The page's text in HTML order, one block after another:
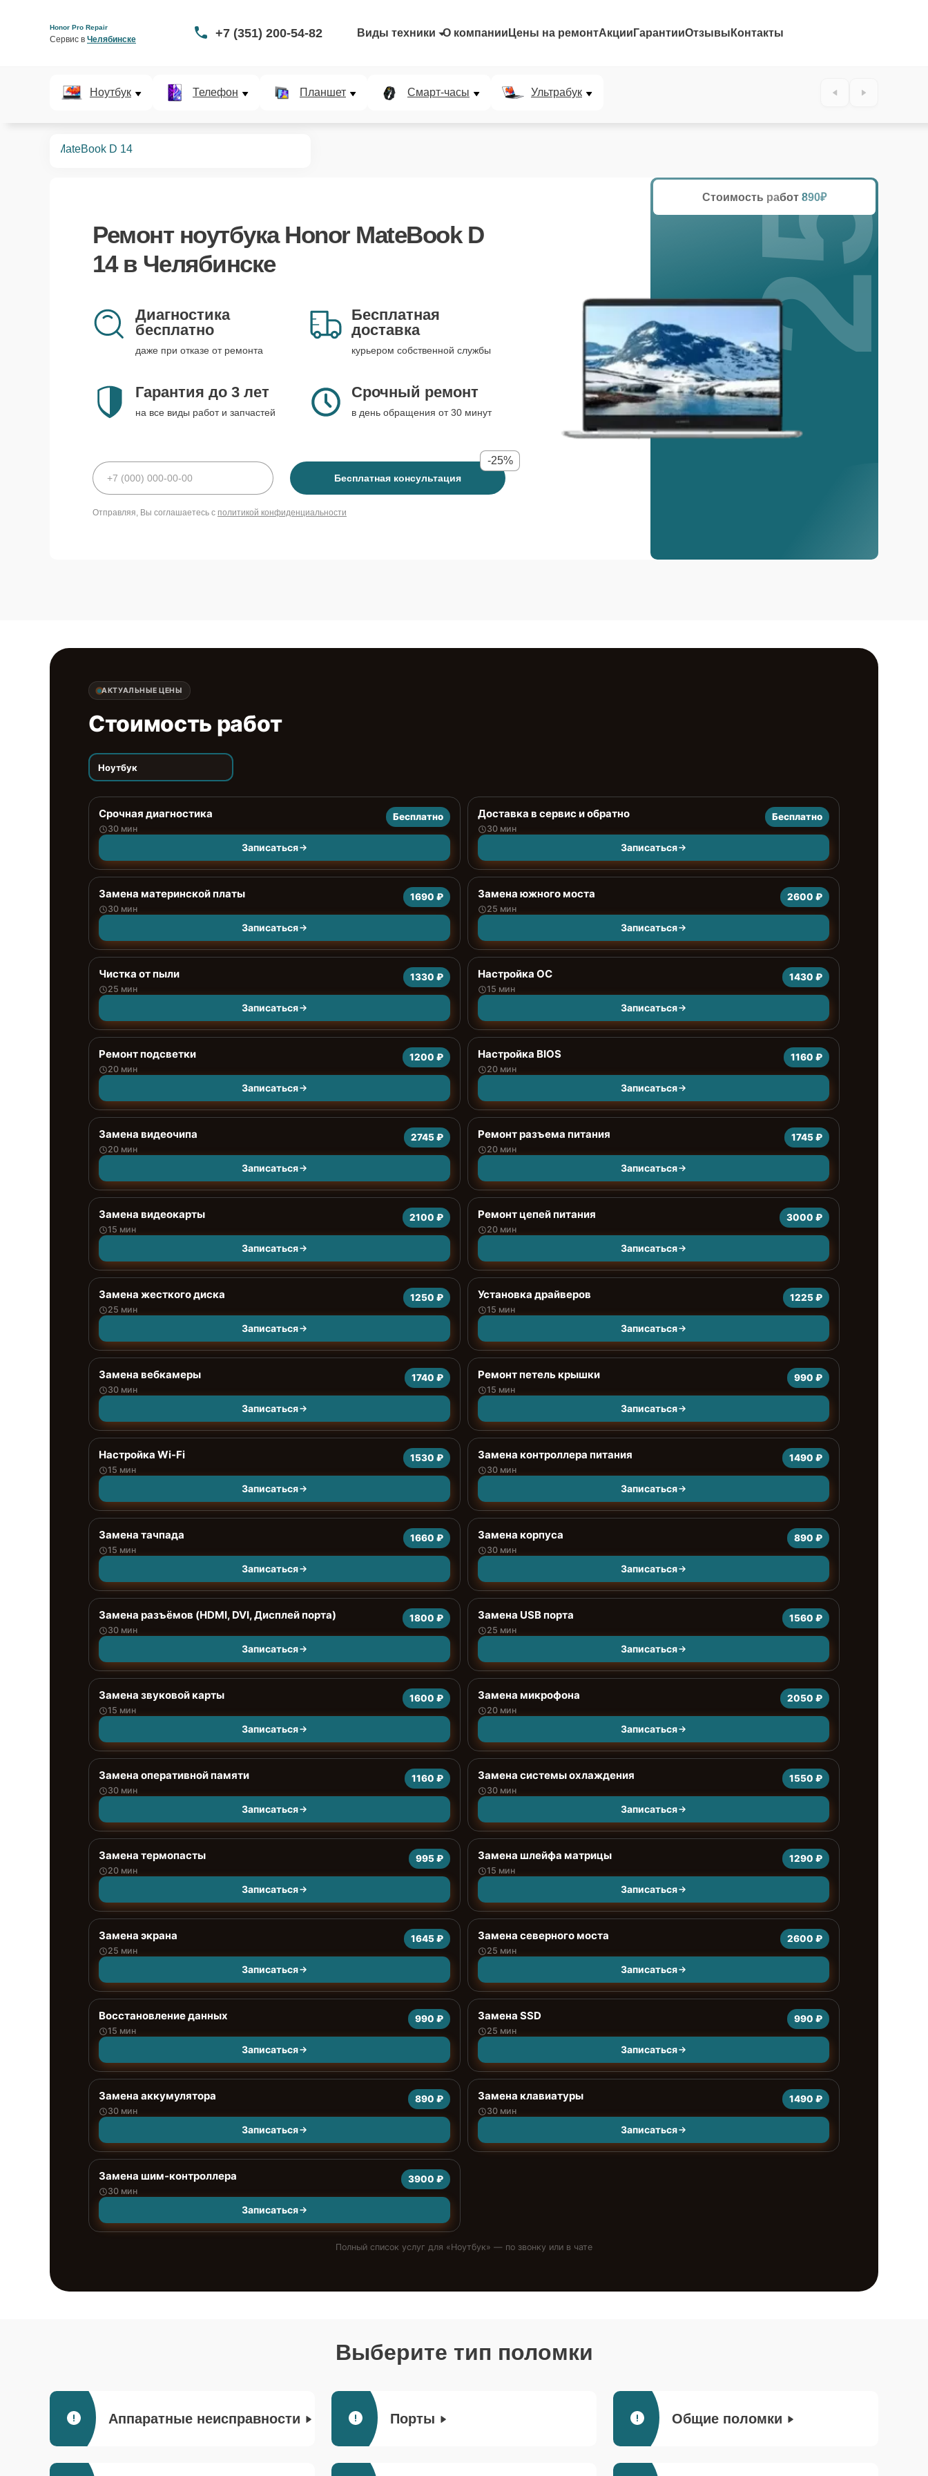
Honor Pro Repair
Сервис в Челябинске +7 (351) 200-54-82 Виды техники О компании Цены на ремонтАкции ГарантииОтзывы Контакты
Ноутбук Телефон Планшет Смарт-часы Ультрабук
MateBook D 14
Ремонт ноутбука Honor MateBook D
14в Челябинске
Диагностика
бесплатно
даже при отказе от ремонта
Бесплатная
доставка
курьером собственной службы
Гарантия до 3 лет
на все виды работ и запчастей
Срочный ремонт
в день обращения от 30 минут
Бесплатная консультация
-25%
Отправляя, Вы соглашаетесь с политикой конфиденциальности
Стоимость работ 890₽
25%
АКТУАЛЬНЫЕ ЦЕНЫ
Стоимость работ
Ноутбук
Срочная диагностика
30 мин
Бесплатно
Записаться
Доставка в сервис и обратно
30 мин
Бесплатно
Записаться
Замена материнской платы
30 мин
1690 ₽
Записаться
Замена южного моста
25 мин
2600 ₽
Записаться
Чистка от пыли
25 мин
1330 ₽
Записаться
Настройка ОС
15 мин
1430 ₽
Записаться
Ремонт подсветки
20 мин
1200 ₽
Записаться
Настройка BIOS
20 мин
1160 ₽
Записаться
Замена видеочипа
20 мин
2745 ₽
Записаться
Ремонт разъема питания
20 мин
1745 ₽
Записаться
Замена видеокарты
15 мин
2100 ₽
Записаться
Ремонт цепей питания
20 мин
3000 ₽
Записаться
Замена жесткого диска
25 мин
1250 ₽
Записаться
Установка драйверов
15 мин
1225 ₽
Записаться
Замена вебкамеры
30 мин
1740 ₽
Записаться
Ремонт петель крышки
15 мин
990 ₽
Записаться
Настройка Wi-Fi
15 мин
1530 ₽
Записаться
Замена контроллера питания
30 мин
1490 ₽
Записаться
Замена тачпада
15 мин
1660 ₽
Записаться
Замена корпуса
30 мин
890 ₽
Записаться
Замена разъёмов (HDMI, DVI, Дисплей порта)
30 мин
1800 ₽
Записаться
Замена USB порта
25 мин
1560 ₽
Записаться
Замена звуковой карты
15 мин
1600 ₽
Записаться
Замена микрофона
20 мин
2050 ₽
Записаться
Замена оперативной памяти
30 мин
1160 ₽
Записаться
Замена системы охлаждения
30 мин
1550 ₽
Записаться
Замена термопасты
20 мин
995 ₽
Записаться
Замена шлейфа матрицы
15 мин
1290 ₽
Записаться
Замена экрана
25 мин
1645 ₽
Записаться
Замена северного моста
25 мин
2600 ₽
Записаться
Восстановление данных
15 мин
990 ₽
Записаться
Замена SSD
25 мин
990 ₽
Записаться
Замена аккумулятора
30 мин
890 ₽
Записаться
Замена клавиатуры
30 мин
1490 ₽
Записаться
Замена шим-контроллера
30 мин
3900 ₽
Записаться
Полный список услуг для «Ноутбук» — по звонку или в чате
Выберите тип поломки
Аппаратные неисправности Порты Общие поломки